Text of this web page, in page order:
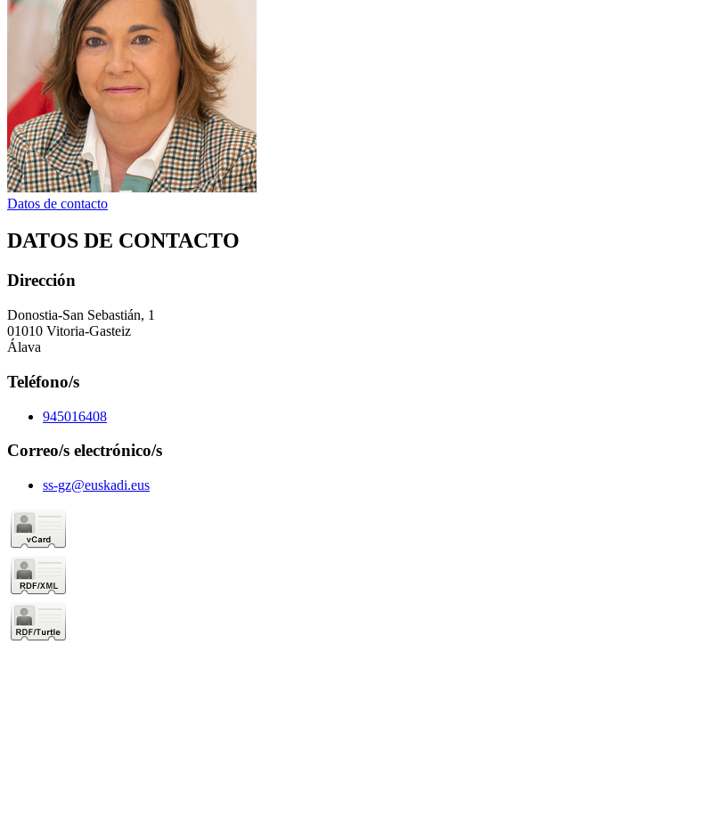
Datos de contacto
DATOS DE CONTACTO
Dirección
Donostia-San Sebastián, 1
01010 Vitoria-Gasteiz
Álava
Teléfono/s
945016408
Correo/s electrónico/s
ss-gz@euskadi.eus